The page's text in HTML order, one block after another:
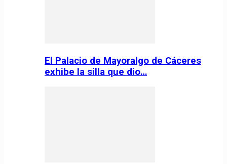
El Palacio de Mayoralgo de Cáceres
exhibe la silla que dio…